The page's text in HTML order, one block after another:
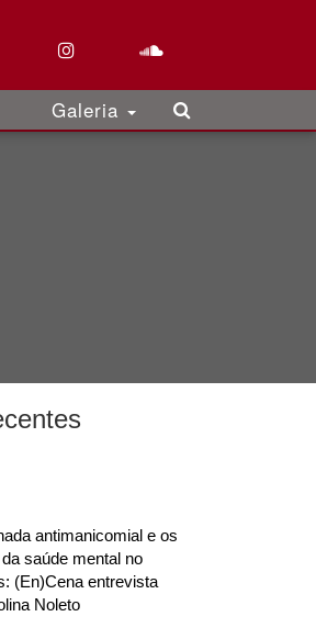
Galeria
antimanicomial e os
saúde mental no
(En)Cena entrevista
Noleto